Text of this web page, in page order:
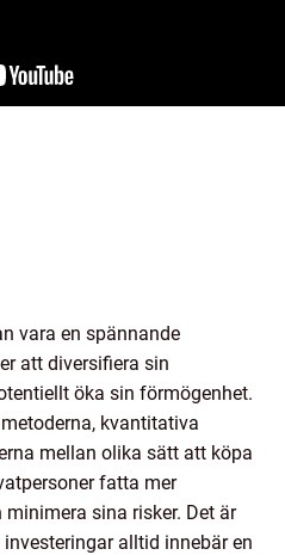
vara en spännande
att diversifiera sin
öka sin förmögenhet.
kvantitativa
mellan olika sätt att köpa
fatta mer
sina risker. Det är
alltid innebär en